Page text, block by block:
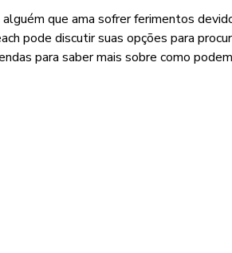
que ama sofrer ferimentos
pode discutir suas opções para
para saber mais sobre como